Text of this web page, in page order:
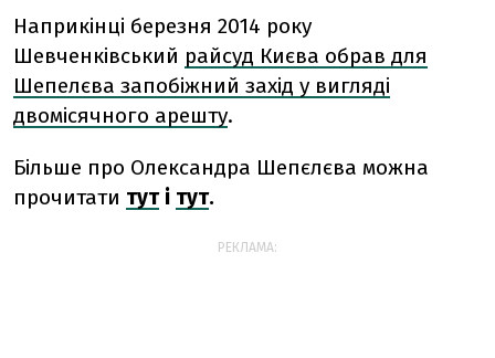
Наприкінці березня 2014 року
Шевченківський райсуд Києва обрав для
Шепелєва запобіжний захід у вигляді
двомісячного арешту.
Більше про Олександра Шепєлєва можна
прочитати туті тут.
РЕКЛАМА: